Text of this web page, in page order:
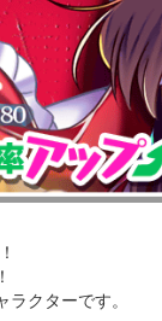
クターです。